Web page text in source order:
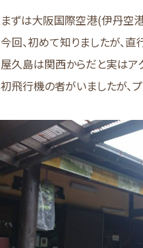
まずは大阪国際空港(伊丹空
今回、初めて知りましたが、
屋久島は関西からだと実はア
初飛行機の者がいましたが、